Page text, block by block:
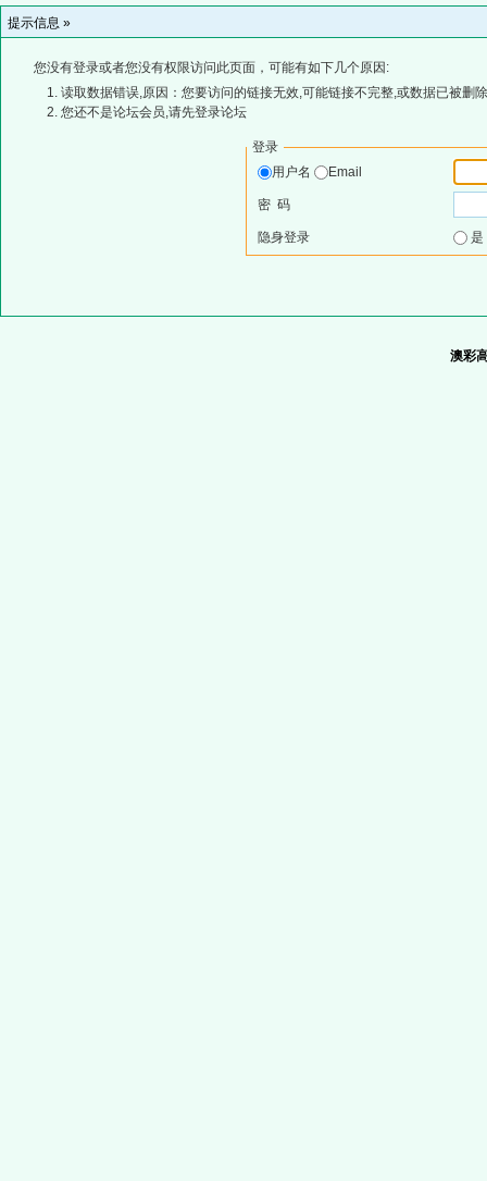
提示信息 »
您没有登录或者您没有权限访问此页面，可能有如下几个原因:
读取数据错误,原因：您要访问的链接无效,可能链接不完整,或数据已被删
您还不是论坛会员,请先登录论坛
登录
用户名
Email
密 码
隐身登录
澳彩